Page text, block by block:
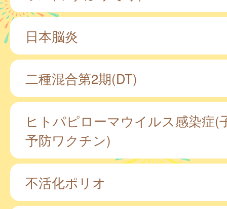
日本脳炎
二種混合第2期(DT)
ヒトパピローマウイルス感染症(
予防ワクチン)
不活化ポリオ